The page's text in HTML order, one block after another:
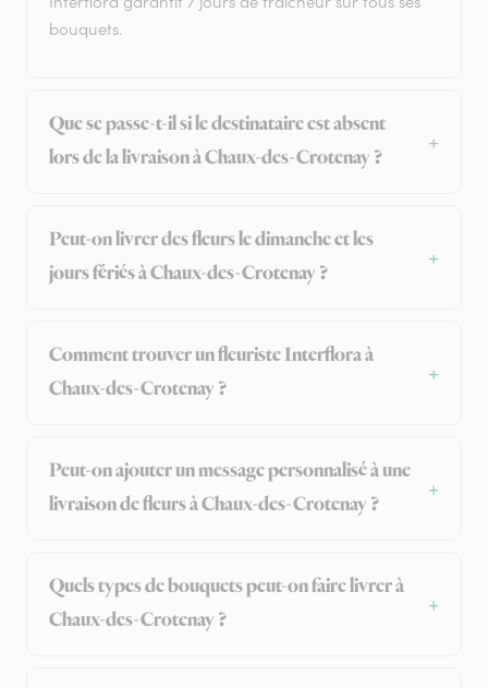
bouquets.
Que se passe-t-il si le destinataire est absent
lors de la livraison à Chaux-des-Crotenay ?
Peut-on livrer des fleurs le dimanche et les
jours fériés à Chaux-des-Crotenay ?
Comment trouver un fleuriste Interflora à
Chaux-des-Crotenay ?
Peut-on ajouter un message personnalisé à une
livraison de fleurs à Chaux-des-Crotenay ?
Quels types de bouquets peut-on faire livrer à
Chaux-des-Crotenay ?